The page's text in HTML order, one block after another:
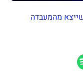
מהמעבדה